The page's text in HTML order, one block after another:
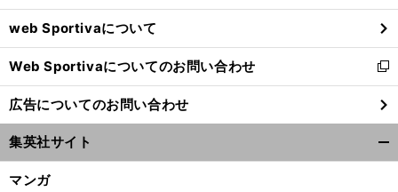
ウ
で
開
く
web Sportivaについて
Web Sportivaについてのお問い合わせ
新
し
い
ウ
ィ
ン
広告についてのお問い合わせ
集英社サイト
マンガ